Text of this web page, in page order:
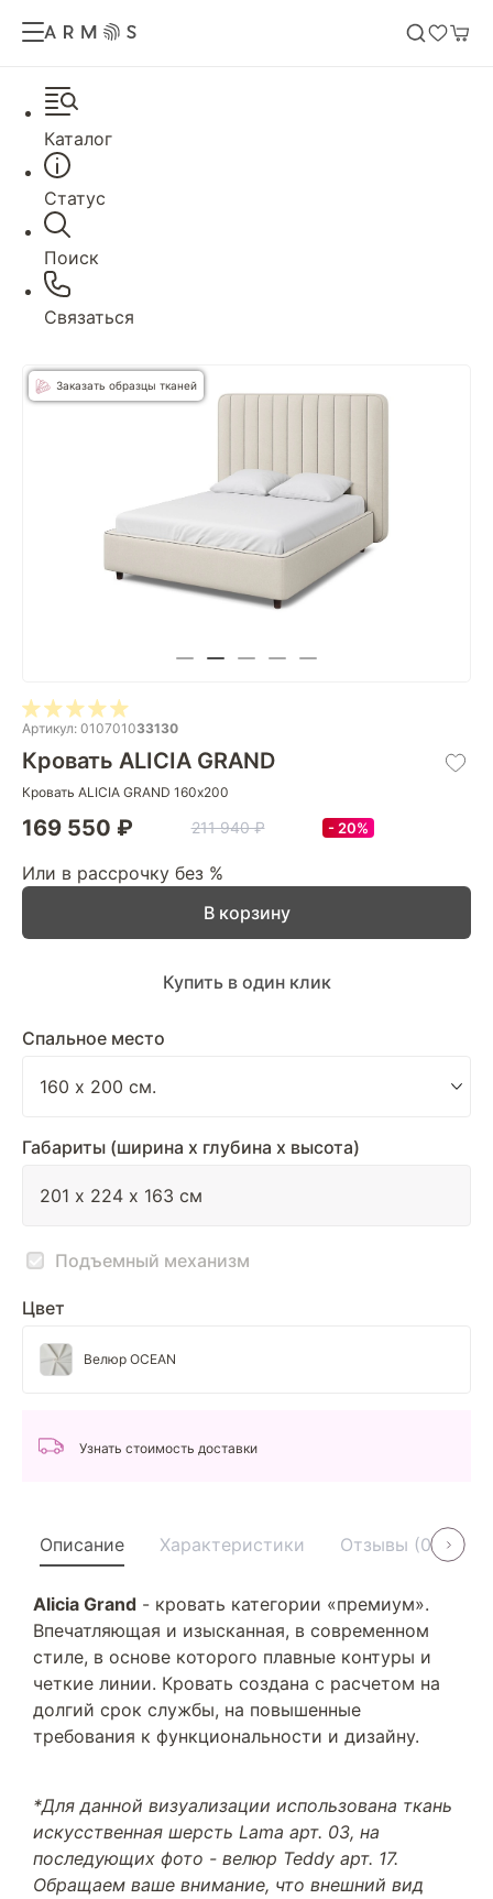
Каталог
Статус
Поиск
Связаться
Заказать образцы тканей
Артикул: 010701033130
Кровать ALICIA GRAND
Кровать ALICIA GRAND 160х200
169 550 ₽ 211 940 ₽ 20%
Или в рассрочку без %
Спальное место
Габариты (ширина х глубина х высота)
Подъемный механизм
Цвет
Велюр OCEAN
В корзину
Купить в один клик
Узнать стоимость доставки
Описание Характеристики Отзывы (0)
Alicia Grand - кровать категории «премиум».
Впечатляющая и изысканная, в современном
стиле, в основе которого плавные контуры и
четкие линии. Кровать создана с расчетом на
долгий срок службы, на повышенные
требования к функциональности и дизайну.
*Для данной визуализации использована ткань
искусственная шерсть Lama арт. 03, на
последующих фото - велюр Teddy арт. 17.
Обращаем ваше внимание, что внешний вид